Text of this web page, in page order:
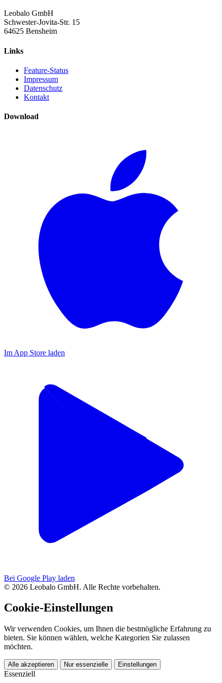
Leobalo GmbH
Schwester-Jovita-Str. 15
64625 Bensheim
Links
Feature-Status
Impressum
Datenschutz
Kontakt
Download
Im App Store laden
Bei Google Play laden
© 2026 Leobalo GmbH. Alle Rechte vorbehalten.
Cookie-Einstellungen
Wir verwenden Cookies, um Ihnen die bestmögliche Erfahrung zu
bieten. Sie können wählen, welche Kategorien Sie zulassen
möchten.
Alle akzeptieren Nur essenzielle Einstellungen
Essenziell